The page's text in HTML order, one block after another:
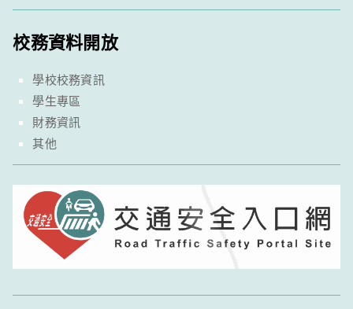
校務資料開放
學校校務資訊
學生專區
財務資訊
其他